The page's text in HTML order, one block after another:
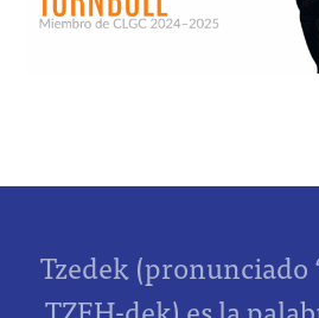
Tzedek (pronunciado